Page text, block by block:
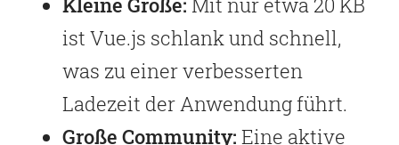
ist Vue.js schlank und schnell,
was zu einer verbesserten
Ladezeit der Anwendung führt.
Große Community: Eine aktive